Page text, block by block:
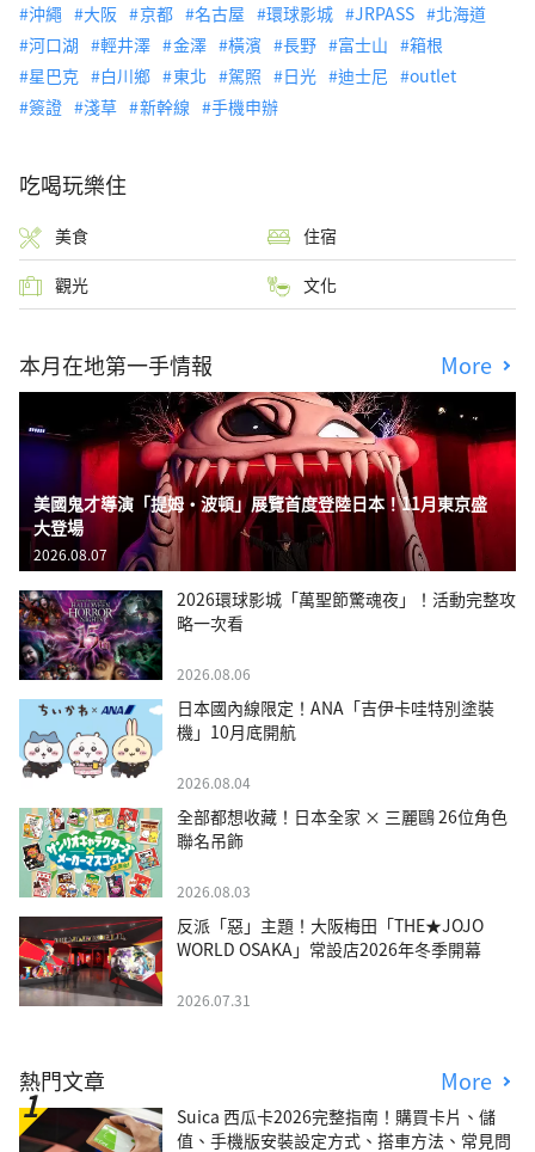
沖繩 大阪 京都 名古屋 環球影城 JRPASS
北海道
河口湖
輕井澤 金澤 橫濱 長野 富士山
箱根
星巴克
白川鄉 東北 駕照 日光 迪士尼
outlet
簽證
淺草 新幹線 手機申辦
吃喝玩樂住
美食 住宿
觀光 文化
本月在地第一手情報 More
美國鬼才導演「提姆・波頓」展覽首度登陸日本！11月東京盛
大登場
2026.08.07
2026環球影城「萬聖節驚魂夜」！活動完整攻
略一次看
2026.08.06
日本國內線限定！ANA「吉伊卡哇特別塗裝
機」10月底開航
2026.08.04
全部都想收藏！日本全家 × 三麗鷗 26位角色
聯名吊飾
2026.08.03
反派「惡」主題！大阪梅田「THE★JOJO
WORLD OSAKA」常設店2026年冬季開幕
2026.07.31
熱門文章 More
Suica 西瓜卡2026完整指南！購買卡片、儲
值、手機版安裝設定方式、搭車方法、常見問